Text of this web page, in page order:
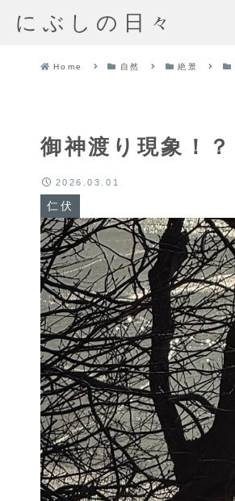
にぶしの日々
Home 自然 絶景
御神渡り現象！？
仁伏
2026.03.01